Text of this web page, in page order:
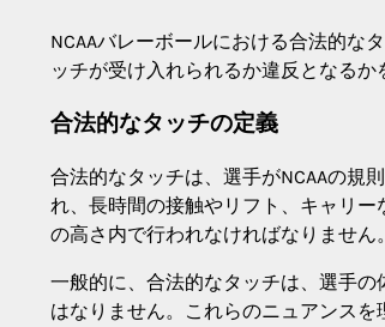
NCAAバレーボールにおける合法的な
ッチが受け入れられるか違反となるか
合法的なタッチの定義
合法的なタッチは、選手がNCAAの規
れ、長時間の接触やリフト、キャリ
の高さ内で行われなければなりません。
一般的に、合法的なタッチは、選手
はなりません。これらのニュアンス